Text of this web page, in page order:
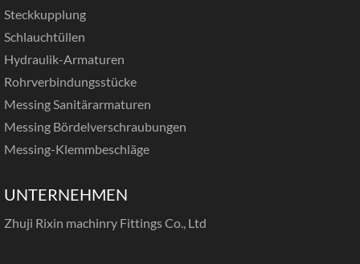
Steckkupplung
Schlauchtüllen
Hydraulik-Armaturen
Rohrverbindungsstücke
Messing Sanitärarmaturen
Messing Bördelverschraubungen
Messing-Klemmbeschläge
UNTERNEHMEN
Zhuji Rixin machinry Fittings Co., Ltd